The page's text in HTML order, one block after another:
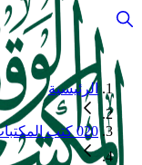
الرئيسية
020 كتب المكتبات وطرق البحث